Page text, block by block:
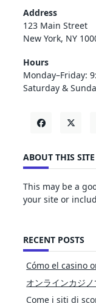
Address
123 Main Street
New York, NY
Hours
Monday–Friday:
Saturday &
ABOUT THIS SITE
This may be a
your site or
RECENT POSTS
Cómo el casino
オンラインカジ
Come i siti di